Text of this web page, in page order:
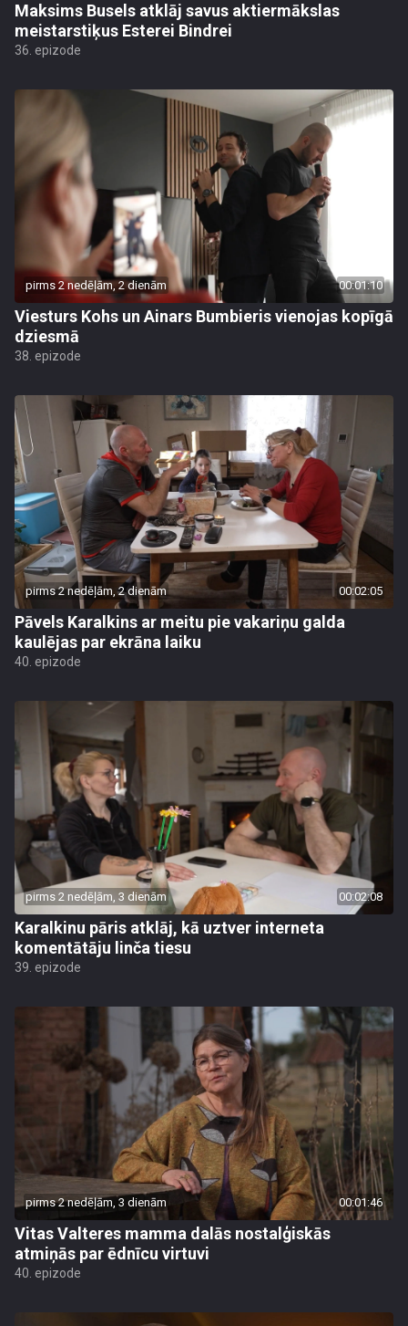
Maksims Busels atklāj savus aktiermākslas
meistarstiķus Esterei Bindrei
36. epizode
pirms 2 nedēļām, 2 dienām 00:01:10
Viesturs Kohs un Ainars Bumbieris vienojas kopīgā
dziesmā
38. epizode
pirms 2 nedēļām, 2 dienām 00:02:05
Pāvels Karalkins ar meitu pie vakariņu galda
kaulējas par ekrāna laiku
40. epizode
pirms 2 nedēļām, 3 dienām 00:02:08
Karalkinu pāris atklāj, kā uztver interneta
komentātāju linča tiesu
39. epizode
pirms 2 nedēļām, 3 dienām 00:01:46
Vitas Valteres mamma dalās nostalģiskās
atmiņās par ēdnīcu virtuvi
40. epizode